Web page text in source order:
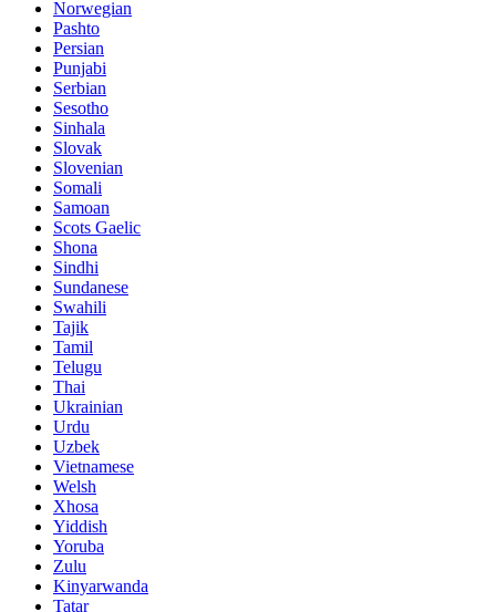
Norwegian
Pashto
Persian
Punjabi
Serbian
Sesotho
Sinhala
Slovak
Slovenian
Somali
Samoan
Scots Gaelic
Shona
Sindhi
Sundanese
Swahili
Tajik
Tamil
Telugu
Thai
Ukrainian
Urdu
Uzbek
Vietnamese
Welsh
Xhosa
Yiddish
Yoruba
Zulu
Kinyarwanda
Tatar